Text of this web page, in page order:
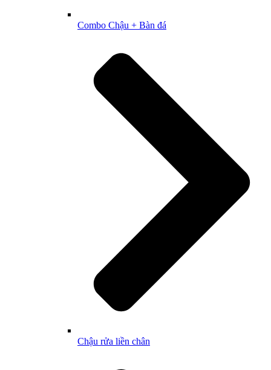
Combo Chậu + Bàn đá
Chậu rửa liền chân